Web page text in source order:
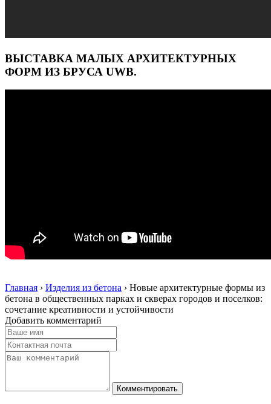
ВЫСТАВКА МАЛЫХ АРХИТЕКТУРНЫХ
ФОРМ ИЗ БРУСА UWB.
Главная › Изделия из бетона › Новые архитектурные формы из
бетона в общественных парках и скверах городов и поселков:
сочетание креативности и устойчивости
Добавить комментарий